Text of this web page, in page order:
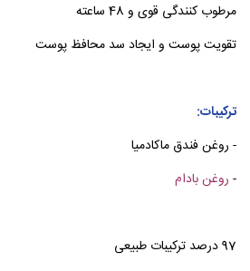
مرطوب کنندگی قوی و 48 ساعته
تقویت پوست و ایجاد سد محافظ پوست
ترکیبات:
- روغن فندق ماکادمیا
- روغن بادام
97 درصد ترکیبات طبیعی